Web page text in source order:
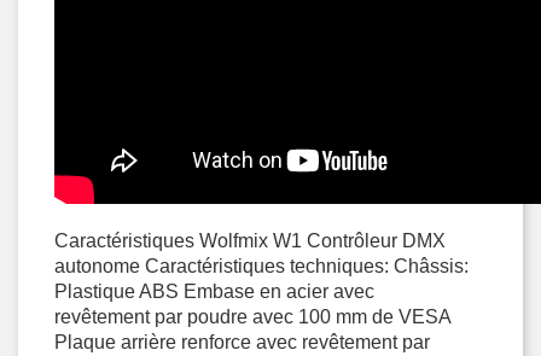
Caractéristiques Wolfmix W1 Contrôleur DMX
autonome Caractéristiques techniques: Châssis:
Plastique ABS Embase en acier avec
revêtement par poudre avec 100 mm de VESA
Plaque arrière renforce avec revêtement par